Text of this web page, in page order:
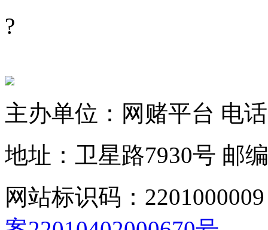
?
主办单位：网赌平台 电
地址：卫星路7930号 邮
网站标识码：2201000009